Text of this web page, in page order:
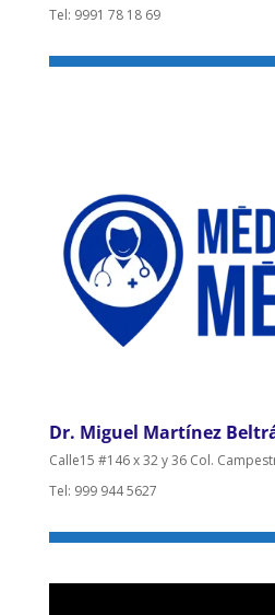
Tel: 9991 78 18 69
Dr. Miguel Martínez
Calle15 #146 x 32 y 36 Col.
Tel: 999 944 5627